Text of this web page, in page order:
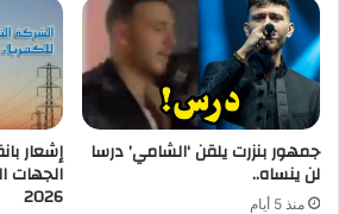
جمهور بنزرت يلقن ‘الشامي’ درسا
لن ينساه..
منذ 5 أيام
إشعار
2026